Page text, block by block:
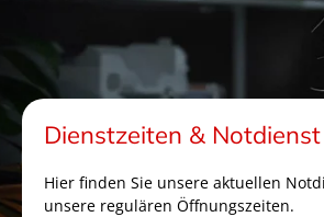
Dienstzeiten & Notdienst
Hier finden Sie unsere aktuellen
unsere regulären Öffnungszeiten.